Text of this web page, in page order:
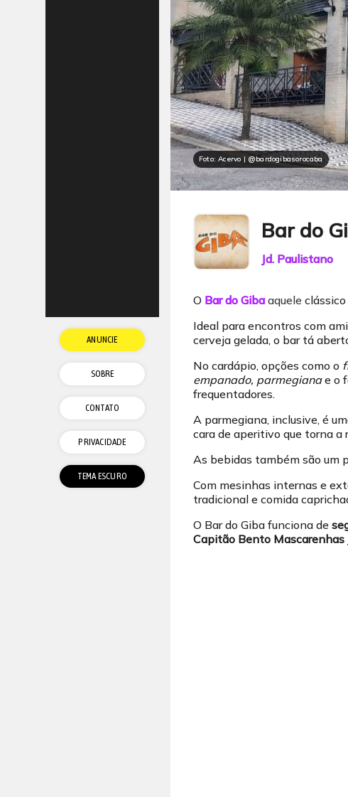
Foto: Acervo | @bardogibasorocaba
Bar do
Jd. Paulistano
O Bar do Giba aquele
Ideal para encontros com
cerveja gelada, o bar tá
No cardápio, opções como o
empanado, parmegianae o
frequentadores.
A parmegiana, inclusive, é
cara de aperitivo que torna
As bebidas também são um
Com mesinhas internas e
tradicional e comida
O Bar do Giba funciona de
Capitão Bento Mascarenhas
ANUNCIE
SOBRE
CONTATO
PRIVACIDADE